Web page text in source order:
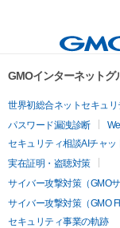
GMOインターネットグ
世界初総合ネットセキュリ
パスワード漏洩診断
セキュリティ相談AIチャッ
実在証明・盗聴対策
サイバー攻撃対策（GMO
サイバー攻撃対策（GMO
セキュリティ事業の軌跡